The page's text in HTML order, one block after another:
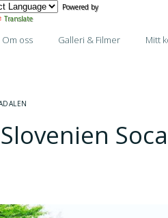
Powered by
Translate
Om oss Galleri & Filmer Mitt